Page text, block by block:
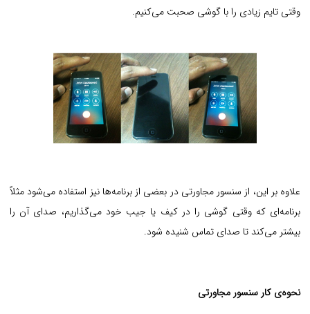
وقتی تایم زیادی را با گوشی صحبت می‌کنیم.
علاوه بر این، از سنسور مجاورتی در بعضی از برنامه‌ها نیز استفاده می‌شود مثلاً
برنامه‌ای که وقتی گوشی را در کیف یا جیب خود می‌گذاریم، صدای آن را
بیشتر می‌کند تا صدای تماس شنیده شود.
نحوه‌ی کار سنسور مجاورتی